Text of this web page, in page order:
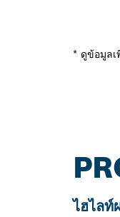
* ดูข้อมูลเ
ไฮไล